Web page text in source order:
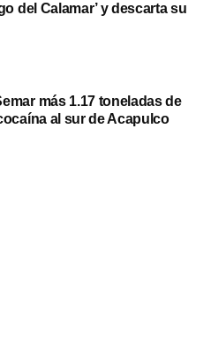
del Calamar’ y descarta su
más 1.17 toneladas de
al sur de Acapulco